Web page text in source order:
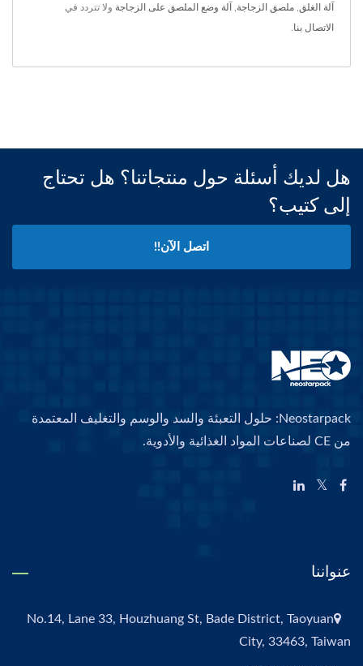
آلة الغلق ملصق الزجاجة آلة وضع الملصق على الزجاجة ولا تتردد في
الاتصال بنا
هل لديك أسئلة حول منتجاتنا؟ هل تحتاج
إلى كتيب؟
اتصل الآن!!
Neostarpack: حلول التعبئة والسد والوسم والتغليف المعتمدة
من CE لصناعات المواد الغذائية والأدوية.
عنواننا
No.14, Lane 33, Houzhuang St, Bade District, Taoyuan
City, 33463, Taiwan